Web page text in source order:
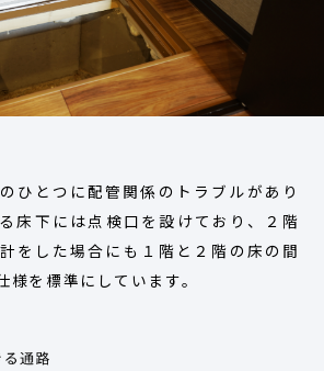
ひとつに配管関係のトラブルがあり
床下には点検口を設けており、２階
をした場合にも１階と２階の床の間
を標準にしています。